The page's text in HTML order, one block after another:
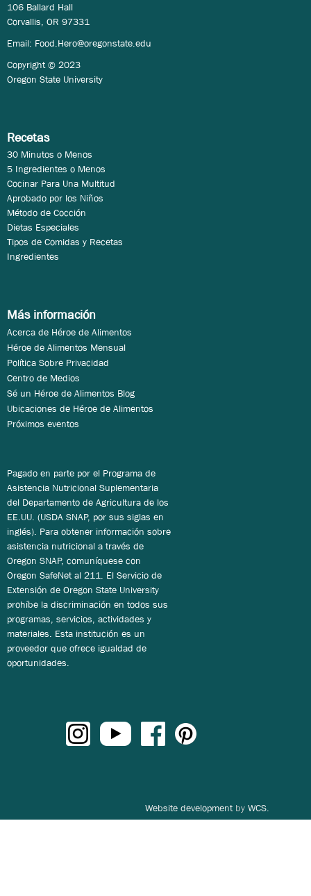
106 Ballard Hall
Corvallis, OR 97331
Email: Food.Hero@oregonstate.edu
Copyright © 2023
Oregon State University
Recetas
30 Minutos o Menos
5 Ingredientes o Menos
Cocinar Para Una Multitud
Aprobado por los Niños
Método de Cocción
Dietas Especiales
Tipos de Comidas y Recetas
Ingredientes
Más información
Acerca de Héroe de Alimentos
Héroe de Alimentos Mensual
Política Sobre Privacidad
Centro de Medios
Sé un Héroe de Alimentos Blog
Ubicaciones de Héroe de Alimentos
Próximos eventos
Pagado en parte por el Programa de
Asistencia Nutricional Suplementaria
del Departamento de Agricultura de los
EE.UU. (USDA SNAP, por sus siglas en
inglés). Para obtener información sobre
asistencia nutricional a través de
Oregon SNAP, comuníquese con
Oregon SafeNet al 211. El Servicio de
Extensión de Oregon State University
prohíbe la discriminación en todos sus
programas, servicios, actividades y
materiales. Esta institución es un
proveedor que ofrece igualdad de
oportunidades.
Website developmentby WCS.